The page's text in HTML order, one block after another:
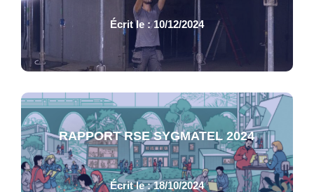
Écrit le : 10/12/2024
RAPPORT RSE SYGMATEL 2024
Écrit le : 18/10/2024